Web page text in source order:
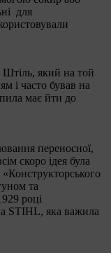
для
який на той
і часто бував на
має йти до
переносної,
скоро ідея була
та
році
STIHL, яка важила